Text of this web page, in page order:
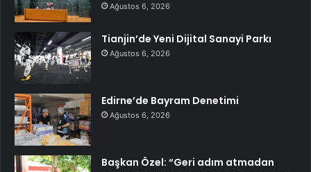
Ağustos 6, 2026
Tianjin’de Yeni Dijital Sanayi Parkı
Ağustos 6, 2026
Edirne’de Bayram Denetimi
Ağustos 6, 2026
Başkan Özel: “Geri adım atmadan